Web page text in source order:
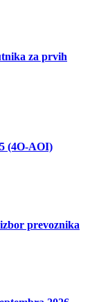
za prvih
(4O-AOI)
prevoznika